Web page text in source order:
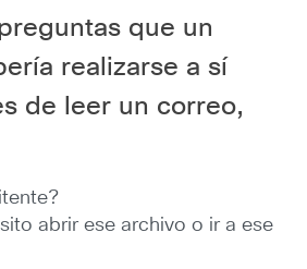
que un
realizarse a sí
de leer un correo,
abrir ese archivo o ir a ese